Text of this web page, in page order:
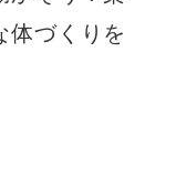
体づくりを